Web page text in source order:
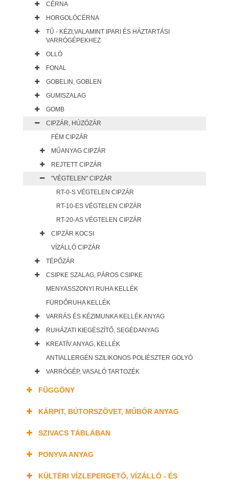
CÉRNA
HORGOLÓCÉRNA
TŰ - KÉZI,VALAMINT IPARI ÉS HÁZTARTÁSI
VARRÓGÉPEKHEZ
OLLÓ
FONAL
GOBELIN, GOBLEN
GUMISZALAG
GOMB
CIPZÁR, HÚZÓZÁR
FÉM CIPZÁR
MŰANYAG CIPZÁR
REJTETT CIPZÁR
"VÉGTELEN" CIPZÁR
RT-0-S VÉGTELEN CIPZÁR
RT-10-ES VÉGTELEN CIPZÁR
RT-20-AS VÉGTELEN CIPZÁR
CIPZÁR KOCSI
VÍZÁLLÓ CIPZÁR
TÉPŐZÁR
CSIPKE SZALAG, PÁROS CSIPKE
MENYASSZONYI RUHA KELLÉK
FÜRDŐRUHA KELLÉK
VARRÁS ÉS KÉZIMUNKA KELLÉK ANYAG
RUHÁZATI KIEGÉSZÍTŐ, SEGÉDANYAG
KREATÍV ANYAG, KELLÉK
ANTIALLERGÉN SZILIKONOS POLIÉSZTER GOLYÓ
VARRÓGÉP, VASALÓ TARTOZÉK
FÜGGÖNY
KÁRPIT, BÚTORSZÖVET, MŰBŐR ANYAG
SZIVACS TÁBLÁBAN
PONYVA ANYAG
KÜLTÉRI VÍZLEPERGETŐ, VÍZÁLLÓ - ÉS